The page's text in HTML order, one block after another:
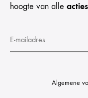
hoogte van alle
Algemene